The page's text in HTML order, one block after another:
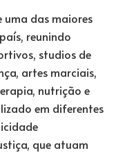
das maiores
reunindo
studios de
artes marciais,
nutrição e
em diferentes
que atuam